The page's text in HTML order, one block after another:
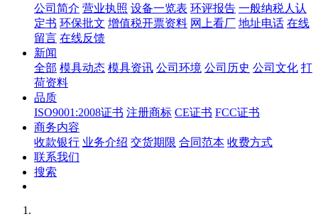
公司简介 营业执照 设备一览表 环评报告 一般纳税人认
定书 环保批文 增值税开票资料 网上看厂 地址电话 在线
留言 在线反馈
新闻
全部 模具动态 模具资讯 公司环境 公司历史 公司文化 打
荷资料
品质
ISO9001:2008证书 注册商标 CE证书 FCC证书
商务内容
收款银行 业务介绍 交货期限 合同范本 收费方式
联系我们
搜索